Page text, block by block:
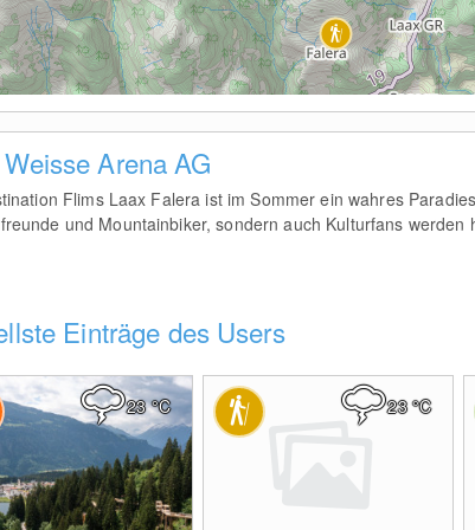
Arena AG
Flims Laax Falera ist im Sommer ein wahres
und Mountainbiker, sondern auch Kulturfans werden
Einträge des Users
23°C 23°C